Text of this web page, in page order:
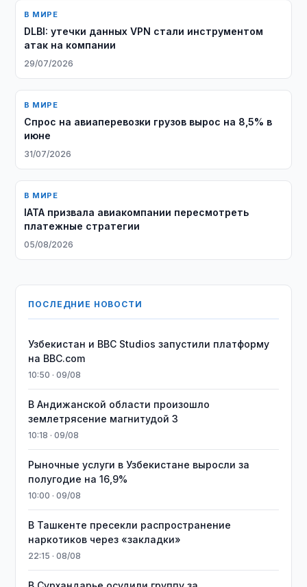
В МИРЕ
DLBI: утечки данных VPN стали инструментом
атак на компании
29/07/2026
В МИРЕ
Спрос на авиаперевозки грузов вырос на 8,5% в
июне
31/07/2026
В МИРЕ
IATA призвала авиакомпании пересмотреть
платежные стратегии
05/08/2026
ПОСЛЕДНИЕ НОВОСТИ
Узбекистан и BBC Studios запустили платформу
на BBC.com
10:50 · 09/08
В Андижанской области произошло
землетрясение магнитудой 3
10:18 · 09/08
Рыночные услуги в Узбекистане выросли за
полугодие на 16,9%
10:00 · 09/08
В Ташкенте пресекли распространение
наркотиков через «закладки»
22:15 · 08/08